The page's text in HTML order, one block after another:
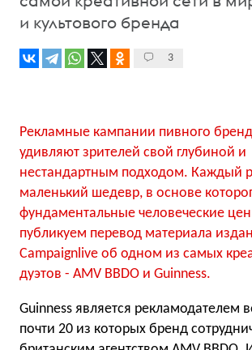
и культового бренда
3
Рекламные кампании пивного
удивляют зрителей свой глубиной и
нестандартным подходом. Каждый
маленький шедевр, в основе
фундаментальные человеческие
публикуем перевод материала
Campaignlive об одном из самых
дуэтов - AMV BBDO и Guinness.
Guinness является рекламодателем
почти 20 из которых бренд